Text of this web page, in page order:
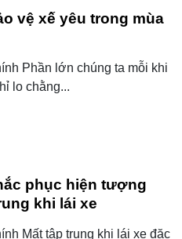
vệ xế yêu trong mùa
Phần lớn chúng ta mỗi khi
lo chằng...
phục hiện tượng
khi lái xe
Mất tập trung khi lái xe đặc